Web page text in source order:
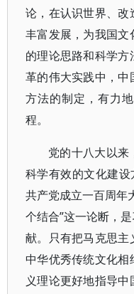
论，在认识世界、改
丰富发展，为我国
的理论思路和科学
革的伟大实践中，
方法的制定，有力
程。
党的十八大以来
科学有效的文化建
共产党成立一百周年
个结合”这一论断，
献。只有把马克思
中华优秀传统文化
义理论更好地指导